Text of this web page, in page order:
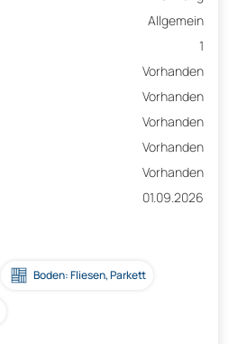
Allgemein
1
Vorhanden
Vorhanden
Vorhanden
Vorhanden
Vorhanden
01.09.2026
Boden: Fliesen, Parkett